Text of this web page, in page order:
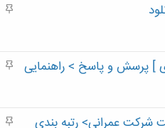
م
م
] پرسش و پاسخ > راهنمایی
م
شرکت عمرانی> رتبه بندی